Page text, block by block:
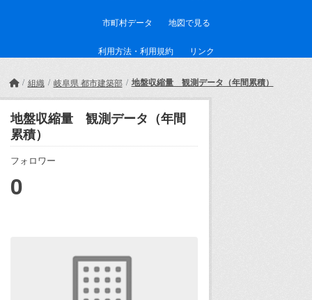
市町村データ 地図で見る
利用方法・利用規約 リンク
組織 岐阜県 都市建築部 地盤収縮量 観測データ（年間累積）
地盤収縮量 観測データ（年間
累積）
フォロワー
0